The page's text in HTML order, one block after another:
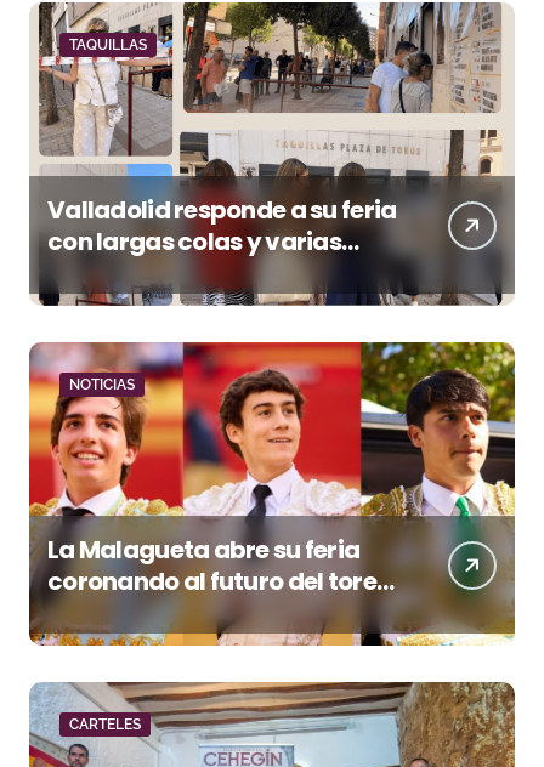
TAQUILLAS
Valladolid responde a su feria
con largas colas y varias
NOTICIAS
La Malagueta abre su feria
coronando al futuro del toreo
andaluz
CARTELES